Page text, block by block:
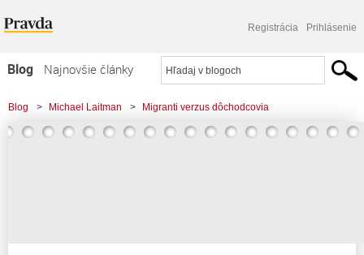
Registrácia Prihlásenie
Blog
Najnovšie články
Najčítanejšie články
Najkomentovanejšie články
Blog > Michael Laitman > Migranti verzus dôchodcovia